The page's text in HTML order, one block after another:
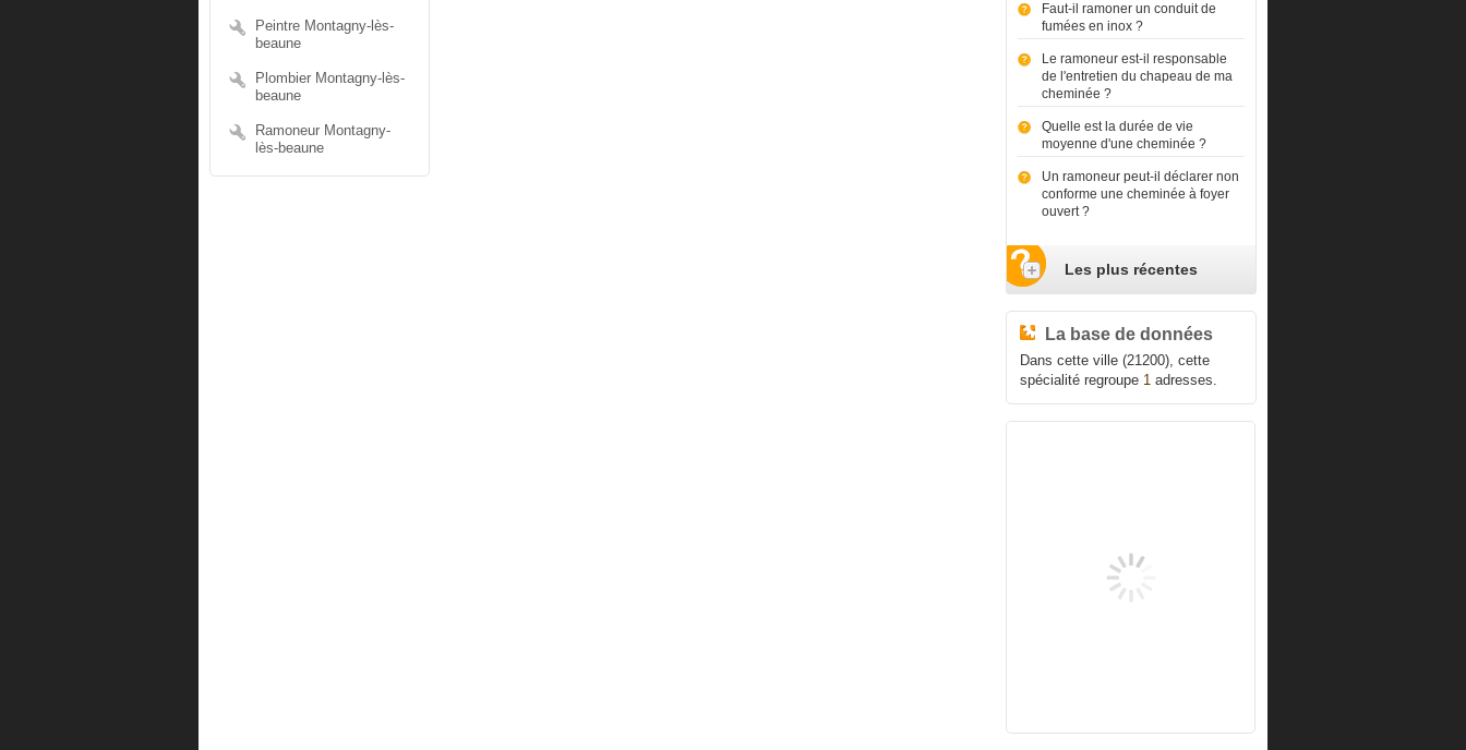
Peintre Montagny-lès-
beaune
Plombier Montagny-lès-
beaune
Ramoneur Montagny-
lès-beaune
Faut-il ramoner un conduit de
fumées en inox ?
Le ramoneur est-il responsable
de l'entretien du chapeau de ma
cheminée ?
Quelle est la durée de vie
moyenne d'une cheminée ?
Un ramoneur peut-il déclarer non
conforme une cheminée à foyer
ouvert ?
Les plus récentes
La base de données
Dans cette ville (21200), cette
spécialité regroupe 1adresses.